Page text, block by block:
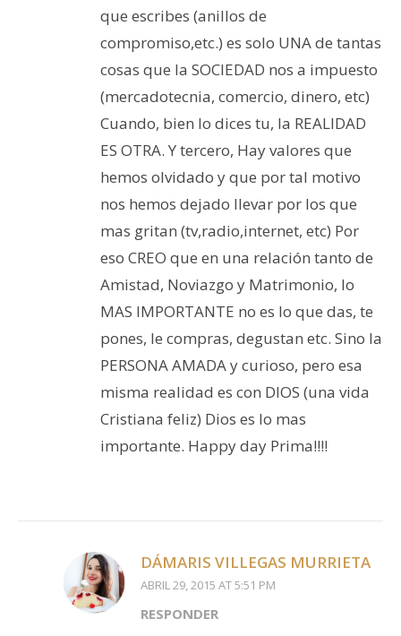
que escribes (anillos de
compromiso,etc.) es solo UNA de tantas
cosas que la SOCIEDAD nos a impuesto
(mercadotecnia, comercio, dinero, etc)
Cuando, bien lo dices tu, la REALIDAD
ES OTRA. Y tercero, Hay valores que
hemos olvidado y que por tal motivo
nos hemos dejado llevar por los que
mas gritan (tv,radio,internet, etc) Por
eso CREO que en una relación tanto de
Amistad, Noviazgo y Matrimonio, lo
MAS IMPORTANTE no es lo que das, te
pones, le compras, degustan etc. Sino la
PERSONA AMADA y curioso, pero esa
misma realidad es con DIOS (una vida
Cristiana feliz) Dios es lo mas
importante. Happy day Prima!!!!
DÁMARIS VILLEGAS MURRIETA
ABRIL 29, 2015 AT 5:51 PM
RESPONDER